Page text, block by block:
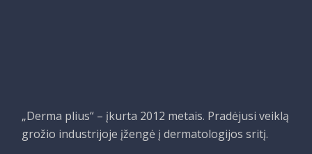
„Derma plius“ – įkurta 2012 metais. Pradėjusi veiklą
grožio industrijoje įžengė į dermatologijos sritį.